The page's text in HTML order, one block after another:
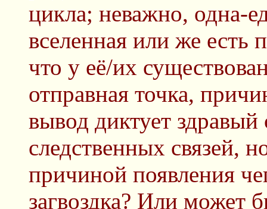
цикла; неважно, одна-
вселенная или же есть
что у её/их
отправная точка,
вывод диктует
следственных связей,
причиной появления
загвоздка? Или может